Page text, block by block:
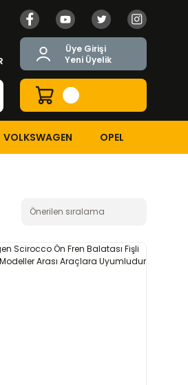
Üye Girişi
Yeni Üyelik
VOLKSWAGEN OPEL